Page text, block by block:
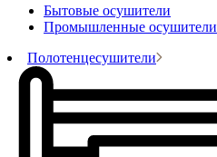
Бытовые осушители
Промышленные осушители
Полотенцесушители